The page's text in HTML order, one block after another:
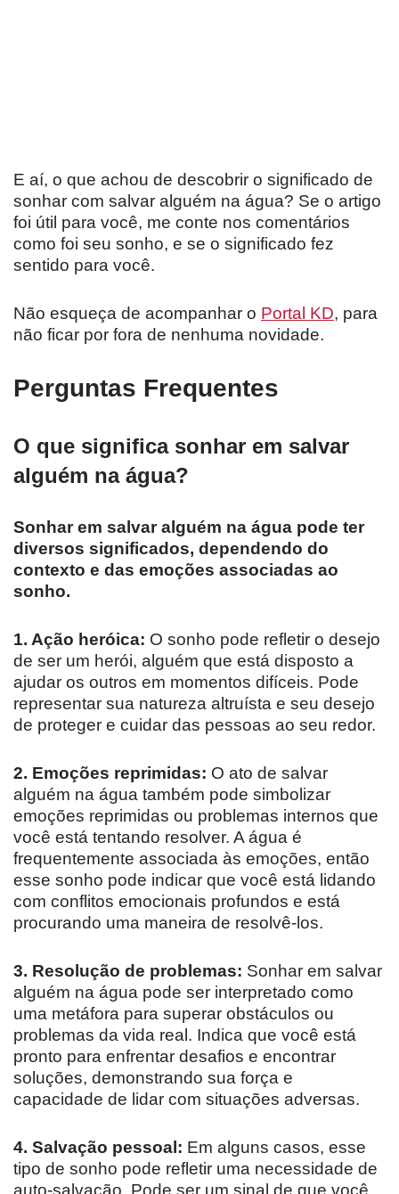
E aí, o que achou de descobrir o significado de
sonhar com salvar alguém na água? Se o artigo
foi útil para você, me conte nos comentários
como foi seu sonho, e se o significado fez
sentido para você.
Não esqueça de acompanhar o Portal KD, para
não ficar por fora de nenhuma novidade.
Perguntas Frequentes
O que significa sonhar em salvar
alguém na água?
Sonhar em salvar alguém na água pode ter
diversos significados, dependendo do
contexto e das emoções associadas ao
sonho.
1. Ação heróica: O sonho pode refletir o desejo
de ser um herói, alguém que está disposto a
ajudar os outros em momentos difíceis. Pode
representar sua natureza altruísta e seu desejo
de proteger e cuidar das pessoas ao seu redor.
2. Emoções reprimidas: O ato de salvar
alguém na água também pode simbolizar
emoções reprimidas ou problemas internos que
você está tentando resolver. A água é
frequentemente associada às emoções, então
esse sonho pode indicar que você está lidando
com conflitos emocionais profundos e está
procurando uma maneira de resolvê-los.
3. Resolução de problemas: Sonhar em salvar
alguém na água pode ser interpretado como
uma metáfora para superar obstáculos ou
problemas da vida real. Indica que você está
pronto para enfrentar desafios e encontrar
soluções, demonstrando sua força e
capacidade de lidar com situações adversas.
4. Salvação pessoal: Em alguns casos, esse
tipo de sonho pode refletir uma necessidade de
auto-salvação. Pode ser um sinal de que você